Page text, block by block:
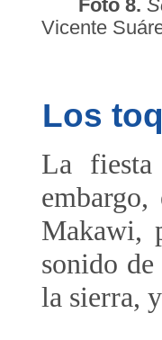
Foto 8.
Vicente
Los
La
Makawi,
sonido
la sierra,